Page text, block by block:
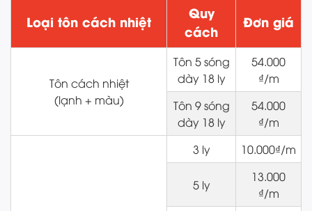
Loại tôn cách nhiệt
Quy
cách
Đơn giá
Tôn cách nhiệt
(lạnh + màu)
Tôn 5 sóng
dày 18 ly
54.000
₫/m
Tôn 9 sóng
dày 18 ly
54.000
₫/m
3 ly
10.000₫/m
5 ly
13.000
₫/m